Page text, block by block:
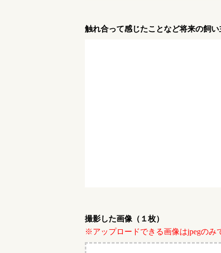
触れ合って感じたことなど将来の飼
撮影した画像（１枚）
※アップロードできる画像はjpegのみ